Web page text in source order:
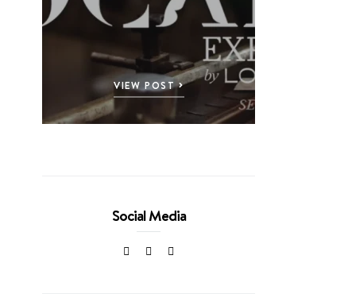
VIEW POST
Social Media